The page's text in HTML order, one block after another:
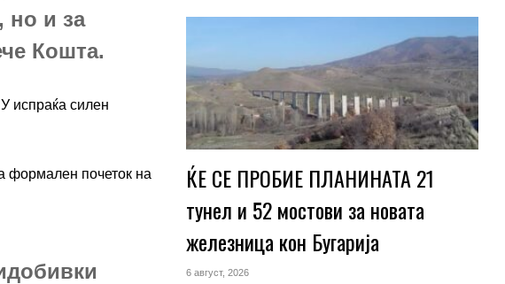
но и за
Кошта.
испраќа силен
формален почеток на
ЌЕ СЕ ПРОБИЕ ПЛАНИНАТА 21
тунел и 52 мостови за новата
железница кон Бугарија
6 август, 2026